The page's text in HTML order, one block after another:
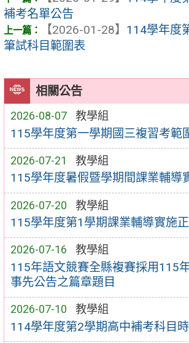
相關公告
2026-08-07 教學組
115學年度第一學期國三複習考範
2026-07-21 教學組
115學年度暑假暨學期間課業輔導
2026-07-20 教學組
115學年度第1學期課業輔導實施
2026-07-16 教學組
115年語文競賽全縣複賽採用115
事先公告之篇章題目
2026-07-10 教學組
114學年度第2學期高中補考科目
補考名單公告
【2026-01-28】 114學年度
筆試科目範圍表